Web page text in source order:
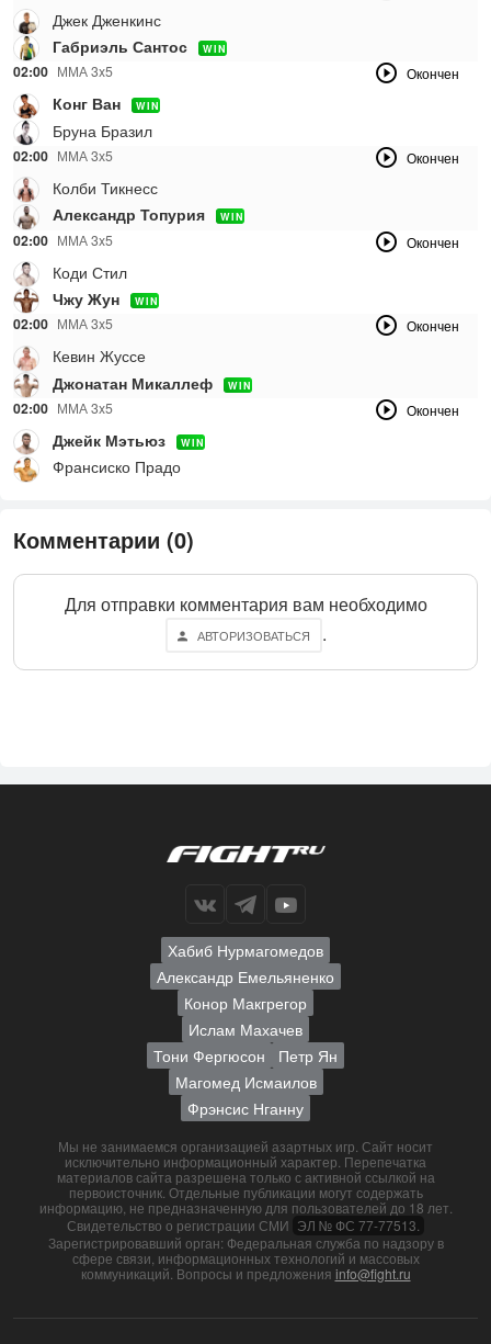
Джек Дженкинс
Габриэль Сантос
WIN
02:00 ММА 3x5 Окончен
Конг Ван WIN
Бруна Бразил
02:00 ММА 3х5 Окончен
Колби Тикнесс
Александр Топурия
WIN
02:00 ММА 3x5 Окончен
Коди Стил
Чжу Жун
WIN
02:00 ММА 3x5 Окончен
Кевин Жуссе
Джонатан Микаллеф
WIN
02:00 ММА 3x5 Окончен
Джейк Мэтьюз WIN
Франсиско Прадо
Комментарии (0)
Для отправки комментария вам необходимо
АВТОРИЗОВАТЬСЯ .
Хабиб Нурмагомедов
Александр Емельяненко
Конор Макгрегор
Ислам Махачев
Тони Фергюсон
Петр Ян
Магомед Исмаилов
Фрэнсис Нганну
Мы не занимаемся организацией азартных игр. Сайт носит
исключительно информационный характер. Перепечатка
материалов сайта разрешена только с активной ссылкой на
первоисточник. Отдельные публикации могут содержать
информацию, не предназначенную для пользователей до 18 лет.
Свидетельство о регистрации СМИ ЭЛ № ФС 77-77513.
Зарегистрировавший орган: Федеральная служба по надзору в
сфере связи, информационных технологий и массовых
коммуникаций. Вопросы и предложения info@fight.ru